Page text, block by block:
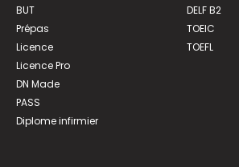
BUT
Prépas
Licence
Licence Pro
DN Made
PASS
Diplome infirmier
DELF B2
TOEIC
TOEFL